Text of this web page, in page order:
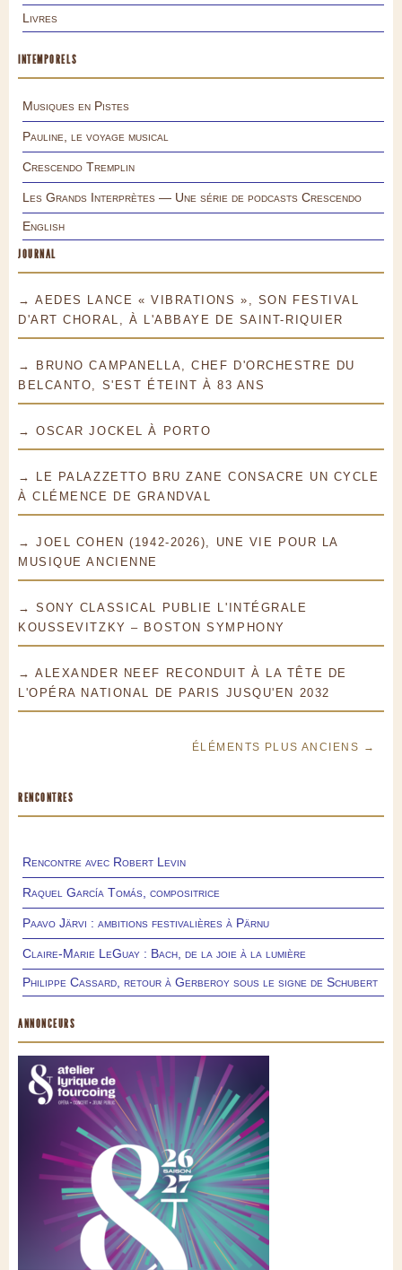
Livres
INTEMPORELS
Musiques en Pistes
Pauline, le voyage musical
Crescendo Tremplin
Les Grands Interprètes — Une série de podcasts Crescendo
English
JOURNAL
→ AEDES LANCE « VIBRATIONS », SON FESTIVAL
D'ART CHORAL, À L'ABBAYE DE SAINT-RIQUIER
→ BRUNO CAMPANELLA, CHEF D'ORCHESTRE DU
BELCANTO, S'EST ÉTEINT À 83 ANS
→ OSCAR JOCKEL À PORTO
→ LE PALAZZETTO BRU ZANE CONSACRE UN CYCLE
À CLÉMENCE DE GRANDVAL
→ JOEL COHEN (1942-2026), UNE VIE POUR LA
MUSIQUE ANCIENNE
→ SONY CLASSICAL PUBLIE L'INTÉGRALE
KOUSSEVITZKY – BOSTON SYMPHONY
→ ALEXANDER NEEF RECONDUIT À LA TÊTE DE
L'OPÉRA NATIONAL DE PARIS JUSQU'EN 2032
ÉLÉMENTS PLUS ANCIENS →
RENCONTRES
Rencontre avec Robert Levin
Raquel García Tomás, compositrice
Paavo Järvi : ambitions festivalières à Pärnu
Claire-Marie LeGuay : Bach, de la joie à la lumière
Philippe Cassard, retour à Gerberoy sous le signe de Schubert
ANNONCEURS